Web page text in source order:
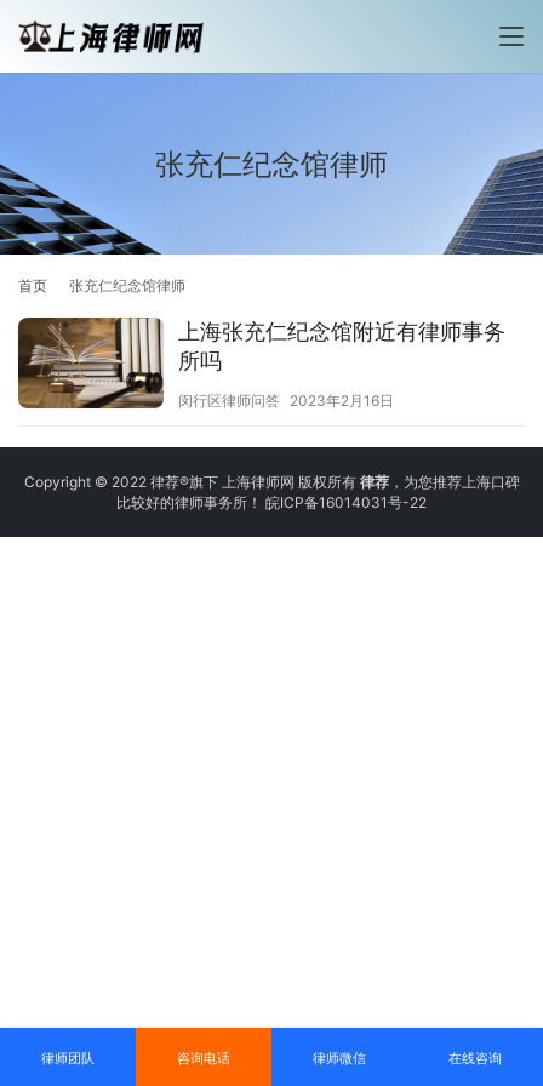
张充仁纪念馆律师
首页 张充仁纪念馆律师
上海张充仁纪念馆附近有律师事务
所吗
闵行区律师问答 2023年2月16日
Copyright © 2022 律荐®旗下 上海律师网 版权所有 律荐，为您推荐上海口碑
比较好的律师事务所！ 皖ICP备16014031号-22
律师团队 咨询电话 律师微信 在线咨询